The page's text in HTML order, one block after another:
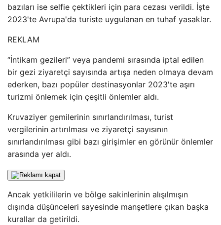
bazıları ise selfie çektikleri için para cezası verildi. İşte
2023'te Avrupa'da turiste uygulanan en tuhaf yasaklar.
REKLAM
“İntikam gezileri” veya pandemi sırasında iptal edilen
bir gezi ziyaretçi sayısında artışa neden olmaya devam
ederken, bazı popüler destinasyonlar 2023'te aşırı
turizmi önlemek için çeşitli önlemler aldı.
Kruvaziyer gemilerinin sınırlandırılması, turist
vergilerinin artırılması ve ziyaretçi sayısının
sınırlandırılması gibi bazı girişimler en görünür önlemler
arasında yer aldı.
Ancak yetkililerin ve bölge sakinlerinin alışılmışın
dışında düşünceleri sayesinde manşetlere çıkan başka
kurallar da getirildi.